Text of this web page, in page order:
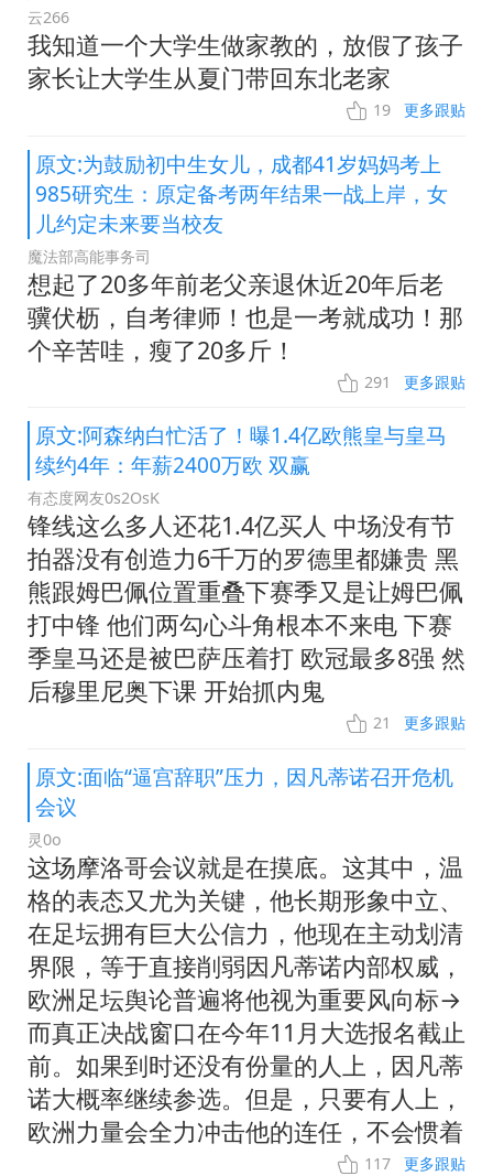
云266
我知道一个大学生做家教的，放假了孩子
家长让大学生从夏门带回东北老家
19 更多跟贴
原文:为鼓励初中生女儿，成都41岁妈妈考上
985研究生：原定备考两年结果一战上岸，女
儿约定未来要当校友
魔法部高能事务司
想起了20多年前老父亲退休近20年后老
骥伏枥，自考律师！也是一考就成功！那
个辛苦哇，瘦了20多斤！
291 更多跟贴
原文:阿森纳白忙活了！曝1.4亿欧熊皇与皇马
续约4年：年薪2400万欧 双赢
有态度网友0s2OsK
锋线这么多人还花1.4亿买人 中场没有节
拍器没有创造力6千万的罗德里都嫌贵 黑
熊跟姆巴佩位置重叠下赛季又是让姆巴佩
打中锋 他们两勾心斗角根本不来电 下赛
季皇马还是被巴萨压着打 欧冠最多8强 然
后穆里尼奥下课 开始抓内鬼
21 更多跟贴
原文:面临“逼宫辞职”压力，因凡蒂诺召开危机
会议
灵0o
这场摩洛哥会议就是在摸底。这其中，温
格的表态又尤为关键，他长期形象中立、
在足坛拥有巨大公信力，他现在主动划清
界限，等于直接削弱因凡蒂诺内部权威，
欧洲足坛舆论普遍将他视为重要风向标→
而真正决战窗口在今年11月大选报名截止
前。如果到时还没有份量的人上，因凡蒂
诺大概率继续参选。但是，只要有人上，
欧洲力量会全力冲击他的连任，不会惯着
117 更多跟贴